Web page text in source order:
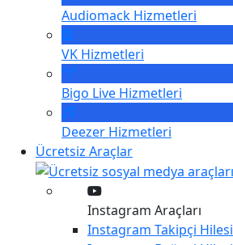
Audiomack Hizmetleri
VK Hizmetleri
Bigo Live Hizmetleri
Deezer Hizmetleri
Ücretsiz Araçlar
Instagram Araçları
Instagram Takipçi Hilesi